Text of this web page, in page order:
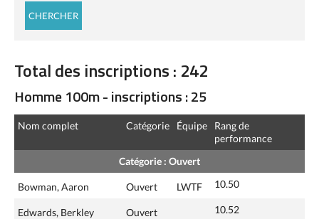
Total des inscriptions : 242
Homme 100m - inscriptions : 25
Nom complet Catégorie Équipe
Rang de
performance
Catégorie : Ouvert
Bowman, Aaron Ouvert LWTF 10.50
Edwards, Berkley Ouvert 10.52